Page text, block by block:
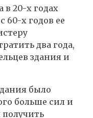
в 20-х годах
60-х годов ее
два года,
здания и
было
больше сил и
получить